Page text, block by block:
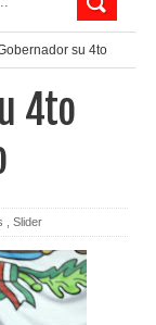
su 4to
4to
Slider